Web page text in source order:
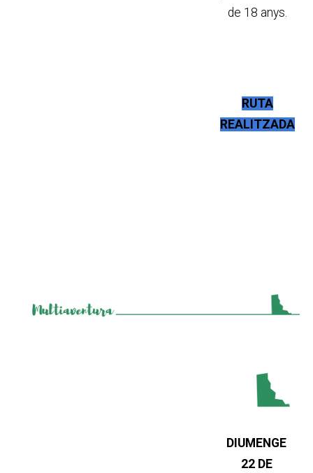
de 18 anys.
RUTA
REALITZADA
DIUMENGE
22 DE